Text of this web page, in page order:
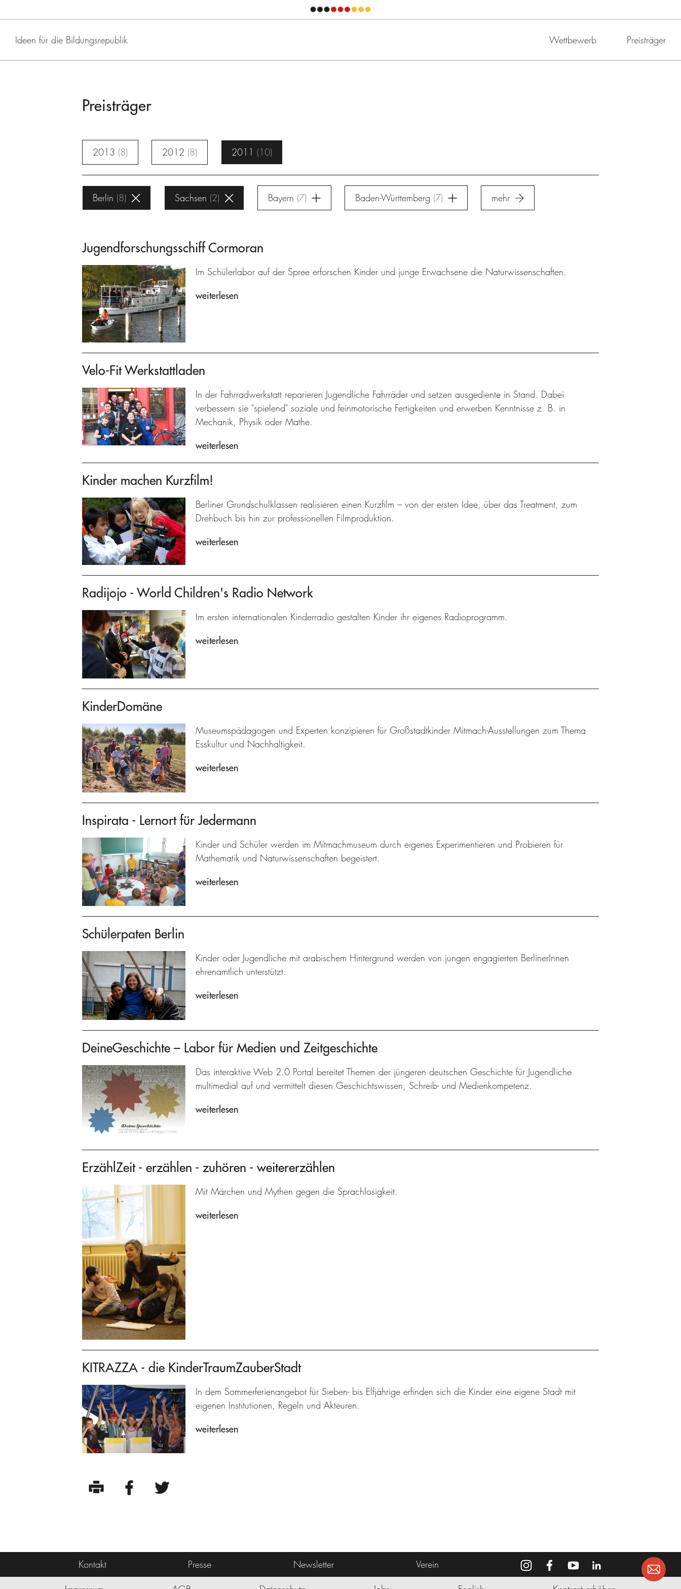
Ideen für die Bildungsrepublik Wettbewerb Preisträger
Preisträger
2013 8 2012 8 2011 10
Berlin 8 Sachsen 2 Bayern 7 Baden-Württemberg 7 mehr
Jugendforschungsschiff Cormoran
Im Schülerlabor auf der Spree erforschen Kinder und junge Erwachsene die Naturwissenschaften.
weiterlesen
Velo-Fit Werkstattladen
In der Fahrradwerkstatt reparieren Jugendliche Fahrräder und setzen ausgediente in Stand. Dabei
verbessern sie "spielend" soziale und feinmotorische Fertigkeiten und erwerben Kenntnisse z. B. in
Mechanik, Physik oder Mathe.
weiterlesen
Kinder machen Kurzfilm!
Berliner Grundschulklassen realisieren einen Kurzfilm – von der ersten Idee, über das Treatment, zum
Drehbuch bis hin zur professionellen Filmproduktion.
weiterlesen
Radijojo - World Children's Radio Network
Im ersten internationalen Kinderradio gestalten Kinder ihr eigenes Radioprogramm.
weiterlesen
KinderDomäne
Museumspädagogen und Experten konzipieren für Großstadtkinder Mitmach-Ausstellungen zum Thema
Esskultur und Nachhaltigkeit.
weiterlesen
Inspirata - Lernort für Jedermann
Kinder und Schüler werden im Mitmachmuseum durch eigenes Experimentieren und Probieren für
Mathematik und Naturwissenschaften begeistert.
weiterlesen
Schülerpaten Berlin
Kinder oder Jugendliche mit arabischem Hintergrund werden von jungen engagierten BerlinerInnen
ehrenamtlich unterstützt.
weiterlesen
DeineGeschichte – Labor für Medien und Zeitgeschichte
Das interaktive Web 2.0 Portal bereitet Themen der jüngeren deutschen Geschichte für Jugendliche
multimedial auf und vermittelt diesen Geschichtswissen, Schreib- und Medienkompetenz.
weiterlesen
ErzählZeit - erzählen - zuhören - weitererzählen
Mit Märchen und Mythen gegen die Sprachlosigkeit.
weiterlesen
KITRAZZA - die KinderTraumZauberStadt
In dem Sommerferienangebot für Sieben- bis Elfjährige erfinden sich die Kinder eine eigene Stadt mit
eigenen Institutionen, Regeln und Akteuren.
weiterlesen
Kontakt Presse Newsletter Verein